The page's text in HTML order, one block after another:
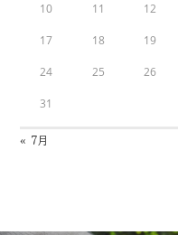
10 11 12
17 18 19
24 25 26
31
« 7月